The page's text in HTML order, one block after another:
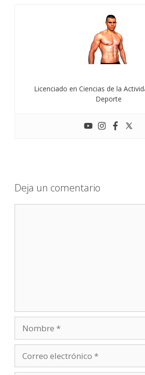
Licenciado en Ciencias de la
Deporte
Deja un comentario